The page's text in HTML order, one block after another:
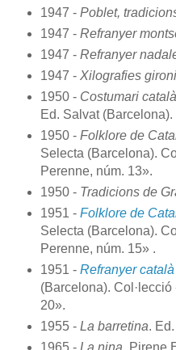
1947 - Poblet,
1947 - Refranyer
1947 - Refranyer
1947 - Xilografies
1950 - Costumari
Ed. Salvat (Barcelona).
1950 - Folklore de
Selecta (Barcelona).
Perenne, núm. 13».
1950 - Tradicions de
1951 - Folklore de
Selecta (Barcelona).
Perenne, núm. 15» .
1951 - Refranyer
(Barcelona).
20».
1955 - La barretina.
1965 - La nina. Pirene